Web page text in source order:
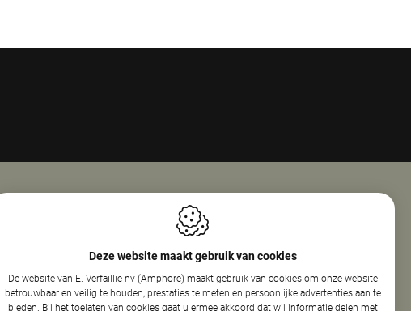
E. Verfaillie Nv (Amphore)
8800 Roeselare
België
Openingsuren
Maandag
08:00 - 18:00
Dinsdag
13:30 - 17:30
Woensdag
08:00 - 12:30
Deze website maakt gebruik van cookies
De website van E. Verfaillie nv (Amphore) maakt gebruik van cookies om onze website
betrouwbaar en veilig te houden, prestaties te meten en persoonlijke advertenties aan te
bieden. Bij het toelaten van cookies gaat u ermee akkoord dat wij informatie delen met